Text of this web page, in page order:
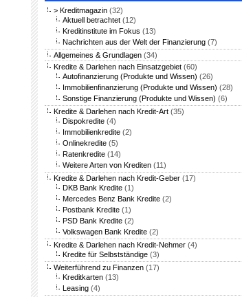
> Kreditmagazin (32)
Aktuell betrachtet (12)
Kreditinstitute im Fokus (13)
Nachrichten aus der Welt der Finanzierung (7)
Allgemeines & Grundlagen (34)
Kredite & Darlehen nach Einsatzgebiet (60)
Autofinanzierung (Produkte und Wissen) (26)
Immobilienfinanzierung (Produkte und Wissen) (28)
Sonstige Finanzierung (Produkte und Wissen) (6)
Kredite & Darlehen nach Kredit-Art (35)
Dispokredite (4)
Immobilienkredite (2)
Onlinekredite (5)
Ratenkredite (14)
Weitere Arten von Krediten (11)
Kredite & Darlehen nach Kredit-Geber (17)
DKB Bank Kredite (1)
Mercedes Benz Bank Kredite (2)
Postbank Kredite (1)
PSD Bank Kredite (2)
Volkswagen Bank Kredite (2)
Kredite & Darlehen nach Kredit-Nehmer (4)
Kredite für Selbstständige (3)
Weiterführend zu Finanzen (17)
Kreditkarten (13)
Leasing (4)